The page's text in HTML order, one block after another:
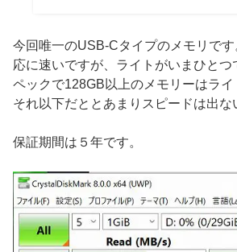
今回唯一のUSB-Cタイプのメモリで
応に速いですが、ライトがいまひとつ
ペックで128GB以上のメモリーはライ
それ以下だととあまりスピードは出な
保証期間は５年です。